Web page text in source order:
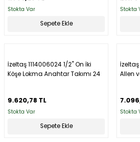
Stokta Var
Sepete Ekle
Stokta
İzeltaş 1114006024 1/2'' On İki
Köşe Lokma Anahtar Takımı 24
9.620,78 TL
Stokta Var
Sepete Ekle
İzeltaş
Allen
Stokta